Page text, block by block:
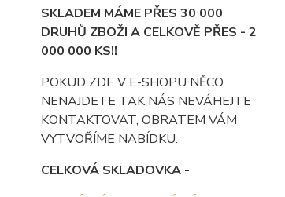
SKLADEM MÁME PŘES 30 000
DRUHŮ ZBOŽI A CELKOVĚ PŘES - 2
000 000 KS!!
POKUD ZDE V E-SHOPU NĚCO
NENAJDETE TAK NÁS NEVÁHEJTE
KONTAKTOVAT, OBRATEM VÁM
VYTVOŘÍME NABÍDKU.
CELKOVÁ SKLADOVKA -